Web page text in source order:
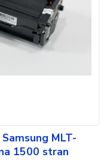
MLT-
1500 stran